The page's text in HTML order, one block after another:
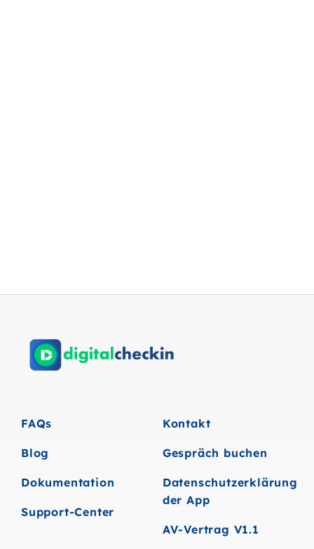
FAQs
Blog
Dokumentation
Support-Center
Kontakt
Gespräch buchen
Datenschutzerklärung
der App
AV-Vertrag V1.1